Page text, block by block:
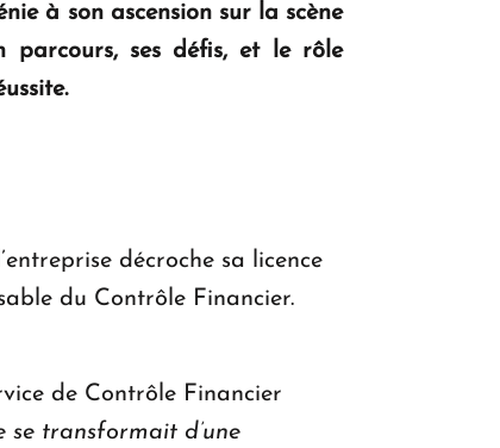
à son ascension sur la scène
parcours, ses défis, et le rôle
décroche sa licence
du Contrôle Financier.
de Contrôle Financier
se transformait d’une